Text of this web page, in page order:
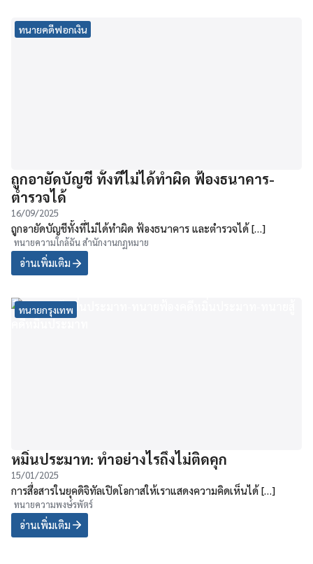
ทนายคดีฟอกเงิน
ถูกอายัดบัญชี ทั้งที่ไม่ได้ทำผิด ฟ้องธนาคาร-
ตำรวจได้
16/09/2025
ถูกอายัดบัญชีทั้งที่ไม่ได้ทำผิด ฟ้องธนาคาร และตำรวจได้ […]
ทนายความใกล้ฉัน สำนักงานกฏหมาย
อ่านเพิ่มเติม
ทนายกรุงเทพ
หมิ่นประมาท: ทำอย่างไรถึงไม่ติดคุก
15/01/2025
การสื่อสารในยุคดิจิทัลเปิดโอกาสให้เราแสดงความคิดเห็นได้ […]
ทนายความพงษ์รพัตร์
อ่านเพิ่มเติม